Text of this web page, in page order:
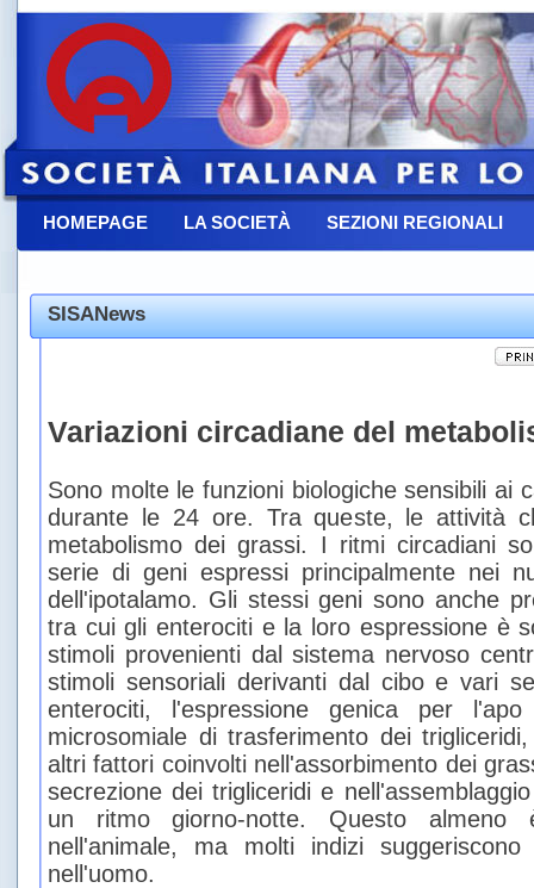
HOMEPAGE LA SOCIETÀ SEZIONI REGIONALI
SISANews
Variazioni circadiane del
Sono molte le funzioni biologiche sensibili ai
durante le 24 ore. Tra queste, le attività
metabolismo dei grassi. I ritmi circadiani
serie di geni espressi principalmente nei
dell'ipotalamo. Gli stessi geni sono anche
tra cui gli enterociti e la loro espressione è
stimoli provenienti dal sistema nervoso
stimoli sensoriali derivanti dal cibo e vari
enterociti, l'espressione genica per
microsomiale di trasferimento dei
altri fattori coinvolti nell'assorbimento dei
secrezione dei trigliceridi e
un ritmo giorno-notte. Questo almeno
nell'animale, ma molti indizi
nell'uomo.